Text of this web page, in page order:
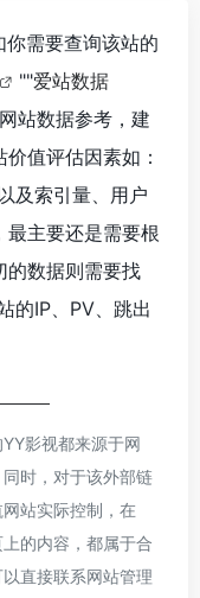
需要查询该站的
""爱站数据
站数据参考，建
值评估因素如：
及索引量、用户
最主要还是需要根
的数据则需要找
的IP、PV、跳出
影视都来源于网
时，对于该外部链
站实际控制，在
的内容，都属于合
直接联系网站管理